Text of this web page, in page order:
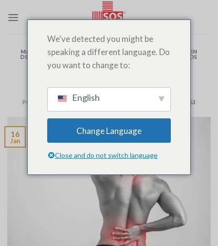
MALADIE ,MÉDECIN À DOMICILE,MÉDECIN DE GARDE,
MÉDECIN
DE NUIT
PRÉLÈVEMENT PRISE D'URINE,PRISE DE SANG
SOS
MEDECIN FES
URGENCES
POSTÉ LE JANVIER 16, 2020PAR SOS MEDECIN FES 06 12 563 563
16
Jan
We've detected you might be
speaking a different language. Do
you want to change to:
English
Change Language
Close and do not switch language